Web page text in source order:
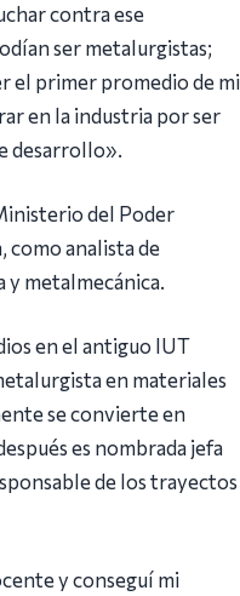
contra ese
ser metalurgistas;
el primer promedio de mi
en la industria por ser
desarrollo».
del Poder
como analista de
metalmecánica.
en el antiguo IUT
en materiales
se convierte en
es nombrada jefa
de los trayectos
y conseguí mi